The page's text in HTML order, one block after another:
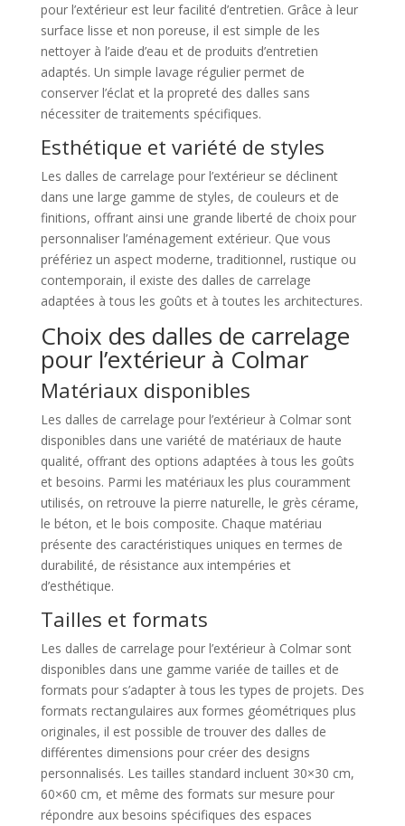
pour l’extérieur est leur facilité d’entretien. Grâce à leur
surface lisse et non poreuse, il est simple de les
nettoyer à l’aide d’eau et de produits d’entretien
adaptés. Un simple lavage régulier permet de
conserver l’éclat et la propreté des dalles sans
nécessiter de traitements spécifiques.
Esthétique et variété de styles
Les dalles de carrelage pour l’extérieur se déclinent
dans une large gamme de styles, de couleurs et de
finitions, offrant ainsi une grande liberté de choix pour
personnaliser l’aménagement extérieur. Que vous
préfériez un aspect moderne, traditionnel, rustique ou
contemporain, il existe des dalles de carrelage
adaptées à tous les goûts et à toutes les architectures.
Choix des dalles de carrelage
pour l’extérieur à Colmar
Matériaux disponibles
Les dalles de carrelage pour l’extérieur à Colmar sont
disponibles dans une variété de matériaux de haute
qualité, offrant des options adaptées à tous les goûts
et besoins. Parmi les matériaux les plus couramment
utilisés, on retrouve la pierre naturelle, le grès cérame,
le béton, et le bois composite. Chaque matériau
présente des caractéristiques uniques en termes de
durabilité, de résistance aux intempéries et
d’esthétique.
Tailles et formats
Les dalles de carrelage pour l’extérieur à Colmar sont
disponibles dans une gamme variée de tailles et de
formats pour s’adapter à tous les types de projets. Des
formats rectangulaires aux formes géométriques plus
originales, il est possible de trouver des dalles de
différentes dimensions pour créer des designs
personnalisés. Les tailles standard incluent 30×30 cm,
60×60 cm, et même des formats sur mesure pour
répondre aux besoins spécifiques des espaces